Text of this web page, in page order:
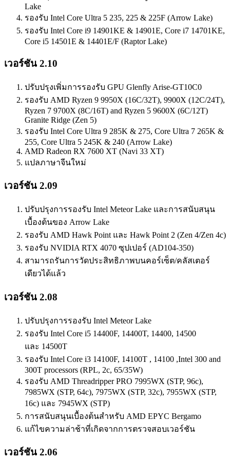
Lake
รองรับ Intel Core Ultra 5 235, 225 & 225F (Arrow Lake)
รองรับ Intel Core i9 14901KE & 14901E, Core i7 14701KE,
Core i5 14501E & 14401E/F (Raptor Lake)
เวอร์ชัน 2.10
ปรับปรุงเพิ่มการรองรับ GPU Glenfly Arise-GT10C0
รองรับ AMD Ryzen 9 9950X (16C/32T), 9900X (12C/24T),
Ryzen 7 9700X (8C/16T) and Ryzen 5 9600X (6C/12T)
Granite Ridge (Zen 5)
รองรับ Intel Core Ultra 9 285K & 275, Core Ultra 7 265K &
255, Core Ultra 5 245K & 240 (Arrow Lake)
AMD Radeon RX 7600 XT (Navi 33 XT)
แปลภาษาจีนใหม่
เวอร์ชัน 2.09
ปรับปรุงการรองรับ Intel Meteor Lake และการสนับสนุน
เบื้องต้นของ Arrow Lake
รองรับ AMD Hawk Point และ Hawk Point 2 (Zen 4/Zen 4c)
รองรับ NVIDIA RTX 4070 ซุปเปอร์ (AD104-350)
สามารถรันการวัดประสิทธิภาพบนคอร์เซ็ต/คลัสเตอร์
เดียวได้แล้ว
เวอร์ชัน 2.08
ปรับปรุงการรองรับ Intel Meteor Lake
รองรับ Intel Core i5 14400F, 14400T, 14400, 14500
และ 14500T
รองรับ Intel Core i3 14100F, 14100T , 14100 ,Intel 300 and
300T processors (RPL, 2c, 65/35W)
รองรับ AMD Threadripper PRO 7995WX (STP, 96c),
7985WX (STP, 64c), 7975WX (STP, 32c), 7955WX (STP,
16c) และ 7945WX (STP)
การสนับสนุนเบื้องต้นสำหรับ AMD EPYC Bergamo
แก้ไขความล่าช้าที่เกิดจากการตรวจสอบเวอร์ชัน
เวอร์ชัน 2.06